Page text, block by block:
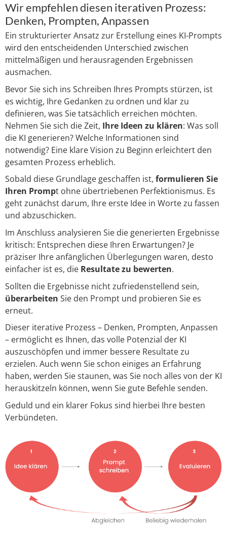
Wir empfehlen diesen iterativen Prozess:
Denken, Prompten, Anpassen
Ein strukturierter Ansatz zur Erstellung eines KI-Prompts
wird den entscheidenden Unterschied zwischen
mittelmäßigen und herausragenden Ergebnissen
ausmachen.
Bevor Sie sich ins Schreiben Ihres Prompts stürzen, ist
es wichtig, Ihre Gedanken zu ordnen und klar zu
definieren, was Sie tatsächlich erreichen möchten.
Nehmen Sie sich die Zeit, Ihre Ideen zu klären: Was soll
die KI generieren? Welche Informationen sind
notwendig? Eine klare Vision zu Beginn erleichtert den
gesamten Prozess erheblich.
Sobald diese Grundlage geschaffen ist, formulieren Sie
Ihren Prompt ohne übertriebenen Perfektionismus. Es
geht zunächst darum, Ihre erste Idee in Worte zu fassen
und abzuschicken.
Im Anschluss analysieren Sie die generierten Ergebnisse
kritisch: Entsprechen diese Ihren Erwartungen? Je
präziser Ihre anfänglichen Überlegungen waren, desto
einfacher ist es, die Resultate zu bewerten.
Sollten die Ergebnisse nicht zufriedenstellend sein,
überarbeiten Sie den Prompt und probieren Sie es
erneut.
Dieser iterative Prozess – Denken, Prompten, Anpassen
– ermöglicht es Ihnen, das volle Potenzial der KI
auszuschöpfen und immer bessere Resultate zu
erzielen. Auch wenn Sie schon einiges an Erfahrung
haben, werden Sie staunen, was Sie noch alles von der KI
herauskitzeln können, wenn Sie gute Befehle senden.
Geduld und ein klarer Fokus sind hierbei Ihre besten
Verbündeten.